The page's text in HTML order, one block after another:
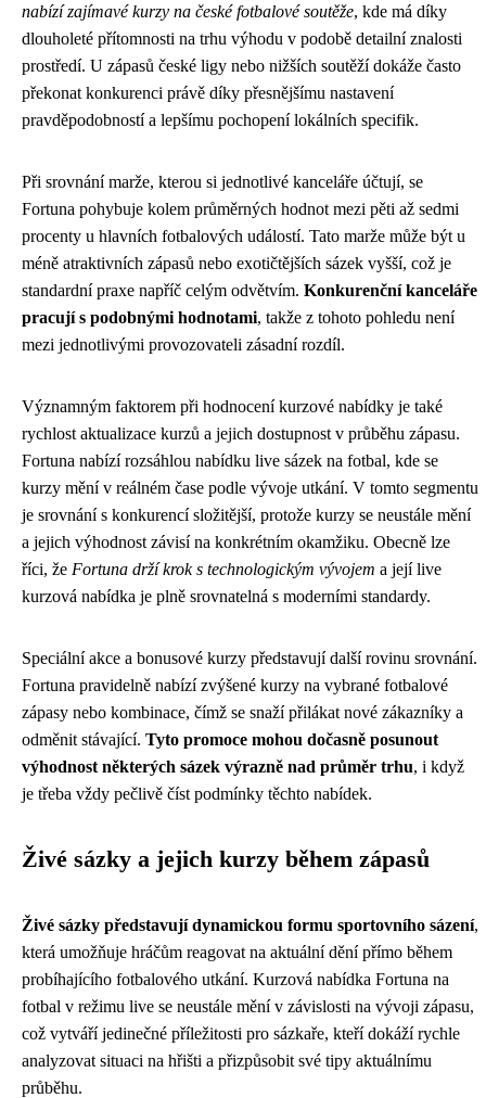
nabízí zajímavé kurzy na české fotbalové soutěže, kde má díky
dlouholeté přítomnosti na trhu výhodu v podobě detailní znalosti
prostředí. U zápasů české ligy nebo nižších soutěží dokáže často
překonat konkurenci právě díky přesnějšímu nastavení
pravděpodobností a lepšímu pochopení lokálních specifik.
Při srovnání marže, kterou si jednotlivé kanceláře účtují, se
Fortuna pohybuje kolem průměrných hodnot mezi pěti až sedmi
procenty u hlavních fotbalových událostí. Tato marže může být u
méně atraktivních zápasů nebo exotičtějších sázek vyšší, což je
standardní praxe napříč celým odvětvím. Konkurenční kanceláře
pracují s podobnými hodnotami, takže z tohoto pohledu není
mezi jednotlivými provozovateli zásadní rozdíl.
Významným faktorem při hodnocení kurzové nabídky je také
rychlost aktualizace kurzů a jejich dostupnost v průběhu zápasu.
Fortuna nabízí rozsáhlou nabídku live sázek na fotbal, kde se
kurzy mění v reálném čase podle vývoje utkání. V tomto segmentu
je srovnání s konkurencí složitější, protože kurzy se neustále mění
a jejich výhodnost závisí na konkrétním okamžiku. Obecně lze
říci, že Fortuna drží krok s technologickým vývojem a její live
kurzová nabídka je plně srovnatelná s moderními standardy.
Speciální akce a bonusové kurzy představují další rovinu srovnání.
Fortuna pravidelně nabízí zvýšené kurzy na vybrané fotbalové
zápasy nebo kombinace, čímž se snaží přilákat nové zákazníky a
odměnit stávající. Tyto promoce mohou dočasně posunout
výhodnost některých sázek výrazně nad průměr trhu, i když
je třeba vždy pečlivě číst podmínky těchto nabídek.
Živé sázky a jejich kurzy během zápasů
Živé sázky představují dynamickou formu sportovního sázení,
která umožňuje hráčům reagovat na aktuální dění přímo během
probíhajícího fotbalového utkání. Kurzová nabídka Fortuna na
fotbal v režimu live se neustále mění v závislosti na vývoji zápasu,
což vytváří jedinečné příležitosti pro sázkaře, kteří dokáží rychle
analyzovat situaci na hřišti a přizpůsobit své tipy aktuálnímu
průběhu.